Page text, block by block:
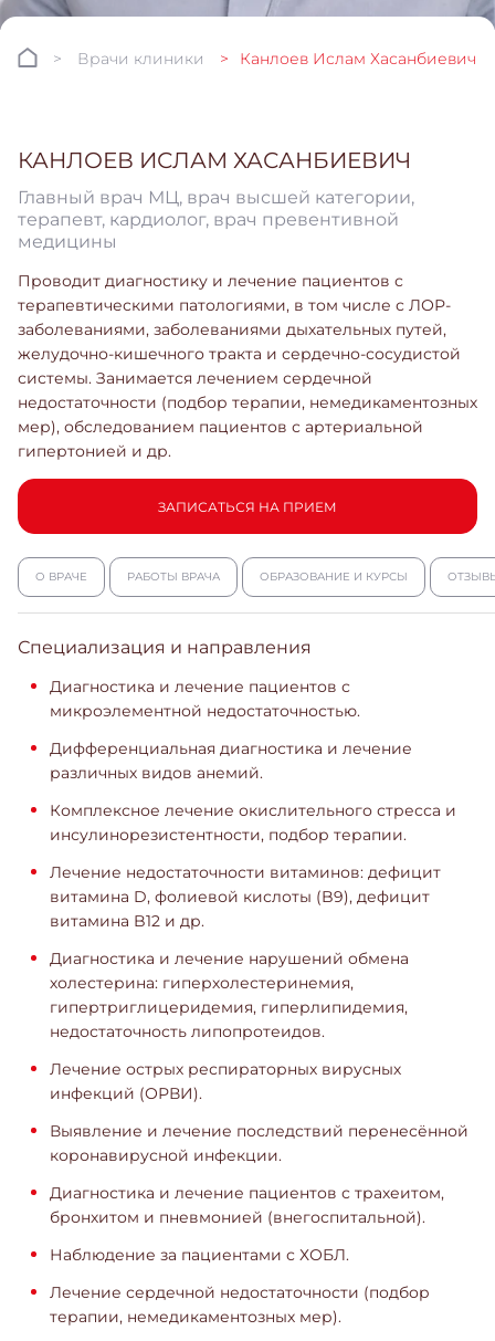
Врачи клиники Канлоев Ислам Хасанбиевич
КАНЛОЕВ ИСЛАМ ХАСАНБИЕВИЧ
Главный врач МЦ, врач высшей категории,
терапевт, кардиолог, врач превентивной
медицины
Проводит диагностику и лечение пациентов с
терапевтическими патологиями, в том числе с ЛОР-
заболеваниями, заболеваниями дыхательных путей,
желудочно-кишечного тракта и сердечно-сосудистой
системы. Занимается лечением сердечной
недостаточности (подбор терапии, немедикаментозных
мер), обследованием пациентов с артериальной
гипертонией и др.
ЗАПИСАТЬСЯ НА ПРИЕМ
О ВРАЧЕ РАБОТЫ ВРАЧА ОБРАЗОВАНИЕ И КУРСЫ
Специализация и направления
Диагностика и лечение пациентов с
микроэлементной недостаточностью.
Дифференциальная диагностика и лечение
различных видов анемий.
Комплексное лечение окислительного стресса и
инсулинорезистентности, подбор терапии.
Лечение недостаточности витаминов: дефицит
витамина D, фолиевой кислоты (B9), дефицит
витамина B12 и др.
Диагностика и лечение нарушений обмена
холестерина: гиперхолестеринемия,
гипертриглицеридемия, гиперлипидемия,
недостаточность липопротеидов.
Лечение острых респираторных вирусных
инфекций (ОРВИ).
Выявление и лечение последствий перенесённой
коронавирусной инфекции.
Диагностика и лечение пациентов с трахеитом,
бронхитом и пневмонией (внегоспитальной).
Наблюдение за пациентами с ХОБЛ.
Лечение сердечной недостаточности (подбор
терапии, немедикаментозных мер).